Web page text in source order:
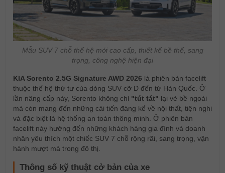
Mẫu SUV 7 chỗ thế hệ mới cao cấp, thiết kế bề thế, sang
trọng, công nghệ hiện đại
KIA Sorento 2.5G Signature AWD 2026 là phiên bản facelift
thuộc thế hệ thứ tư của dòng SUV cỡ D đến từ Hàn Quốc. Ở
lần nâng cấp này, Sorento không chỉ "tút tát" lại vẻ bề ngoài
mà còn mang đến những cải tiến đáng kể về nội thất, tiện nghi
và đặc biệt là hệ thống an toàn thông minh. Ở phiên bản
facelift này hướng đến những khách hàng gia đình và doanh
nhân yêu thích một chiếc SUV 7 chỗ rộng rãi, sang trọng, vận
hành mượt mà trong đô thị.
Thông số kỹ thuật cở bản của xe